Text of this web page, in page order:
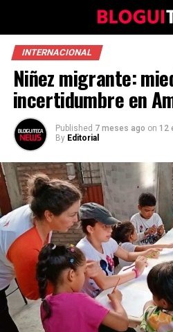
INTERNACIONAL
Niñez migrante:
incertidumbre en
Published 7 meses ago on 12
By Editorial